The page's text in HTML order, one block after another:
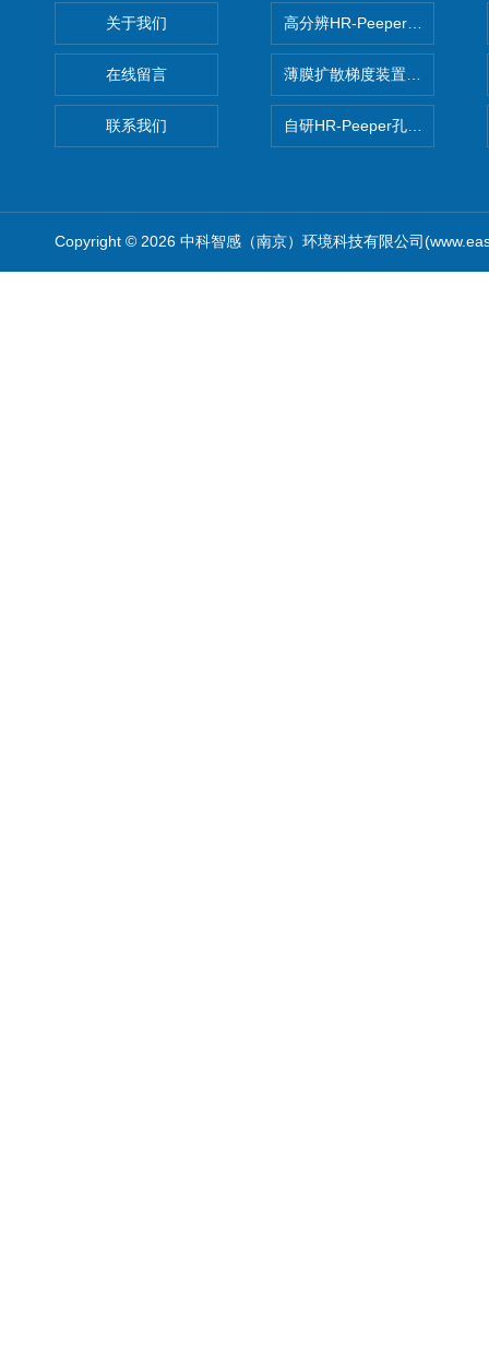
关于我们
在线留言
联系我们
高分辨HR-Peeper采样器孔隙
薄膜扩散梯度装置 Agl DGT
自研HR-Peeper孔隙水采样器
Copyright © 2026 中科智感（南京）环境科技有限公司